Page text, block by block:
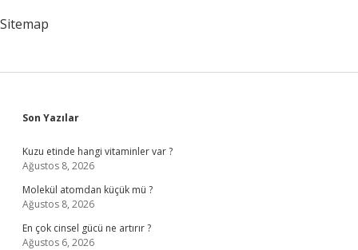
Sitemap
Sidebar
Son Yazılar
Kuzu etinde hangi vitaminler var ?
Ağustos 8, 2026
Molekül atomdan küçük mü ?
Ağustos 8, 2026
En çok cinsel gücü ne artırır ?
Ağustos 6, 2026